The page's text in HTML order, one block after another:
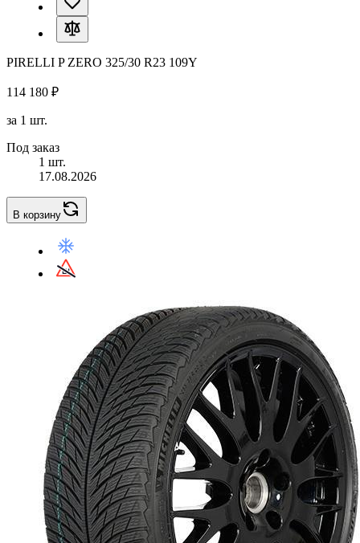
PIRELLI P ZERO 325/30 R23 109Y
114 180 ₽
за 1 шт.
Под заказ
1 шт.
17.08.2026
В корзину